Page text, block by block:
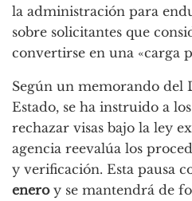
la administración para
sobre solicitantes que
convertirse en una «carga
Según un memorando del
Estado, se ha instruido a
rechazar visas bajo la ley
agencia reevalúa los
y verificación. Esta pausa
eneroy se mantendrá de